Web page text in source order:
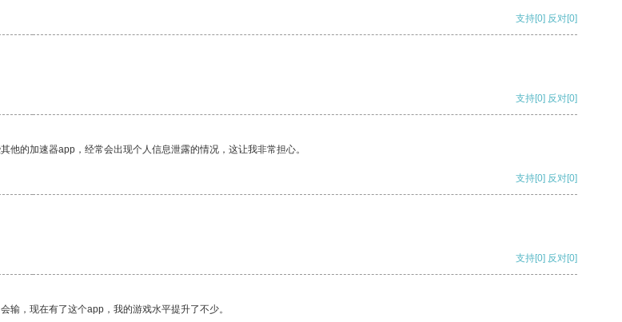
支持[0] 反对[0]
支持[0] 反对[0]
的加速器app，经常会出现个人信息泄露的情况，这让我非常担心。
支持[0] 反对[0]
支持[0] 反对[0]
输，现在有了这个app，我的游戏水平提升了不少。